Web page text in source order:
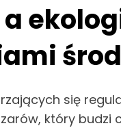
się
który